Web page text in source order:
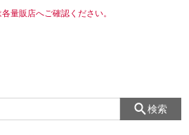
量販店へご確認ください。
検索